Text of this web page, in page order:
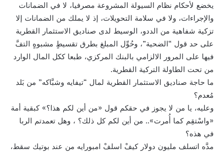
يخضع لأحكام نظام السيولة المشروعة مصرفيا، لا في الضمانات
والإجراءات، ولا في سلامة التحويلات، إذ لا يملك من الضمانات إلا
تزكية شفاهية من الددو، الوسيط لدى صناديق الاستثمار القطرية
على حد قول “الضحية”، وحُوِّل المبلغ بطرق تقسيطٍ مشبوهٍ التفَّ
فيها على المرور الالزامي بالبنك المركزي، طبعا ككل المال الوارد
من تحت الطاولة التركية القطرية.
ما حاجة صناديق الاستثمار القطرية لمال “تيفايه وشبَّاكه” من بَلد
مُعدم؟
وعليه، يا من لا يجوز في حقكم قول «من أين لكم هذا؟» كبقية أمة
«واسْتقِم كما أُمرت».. من أين لكم كل ذلك؟ ، وهل تعمدتم الربا
في هذه؟
مدَّه اتسلف مليون دولار كيفْ اسلفْ امبورايه من عند بوتيك سقط،